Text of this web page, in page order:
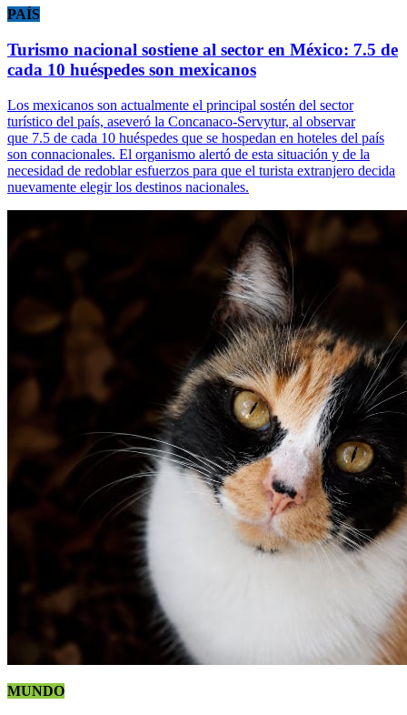
PAÍS
Turismo nacional sostiene al sector en México: 7.5 de
cada 10 huéspedes son mexicanos
Los mexicanos son actualmente el principal sostén del sector
turístico del país, aseveró la Concanaco-Servytur, al observar
que 7.5 de cada 10 huéspedes que se hospedan en hoteles del país
son connacionales. El organismo alertó de esta situación y de la
necesidad de redoblar esfuerzos para que el turista extranjero decida
nuevamente elegir los destinos nacionales.
MUNDO